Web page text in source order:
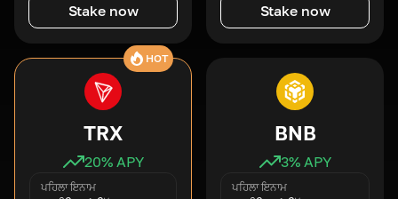
Stake now Stake now
HOT
TRX
20% APY
ਪਹਿਲਾ ਇਨਾਮ
BNB
3% APY
ਪਹਿਲਾ ਇਨਾਮ